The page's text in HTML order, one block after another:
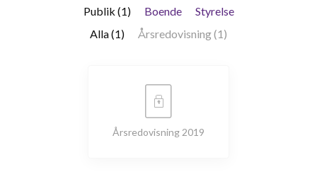
Publik (1) Boende
Styrelse
Alla (1)
Årsredovisning (1)
Årsredovisning 2019